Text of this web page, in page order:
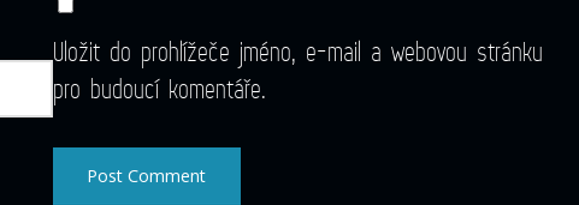
Uložit do prohlížeče jméno, e-mail a webovou stránku
pro budoucí komentáře.